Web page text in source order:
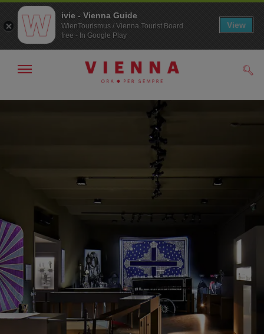
Alla
Al
Mostra/nascondi
ivie - Vienna Guide
WienTourismus / Vienna Tourist Board
free - In Google Play
View